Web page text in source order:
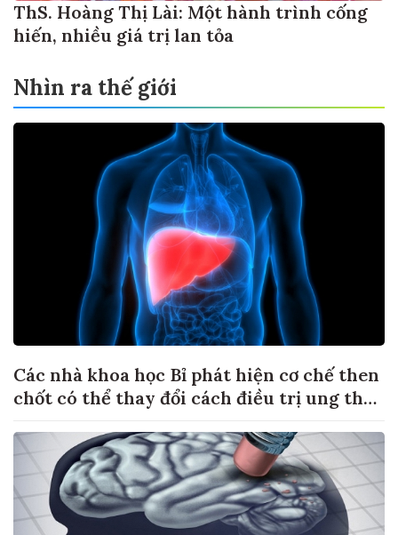
ThS. Hoàng Thị Lài: Một hành trình cống
hiến, nhiều giá trị lan tỏa
Nhìn ra thế giới
Các nhà khoa học Bỉ phát hiện cơ chế then
chốt có thể thay đổi cách điều trị ung thư